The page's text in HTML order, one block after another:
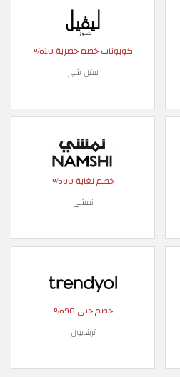
كوبونات خصم حصرية 10%
ليفل شوز
خصم لغاية 80%
نمشي
خصم حتى 90%
ترينديول